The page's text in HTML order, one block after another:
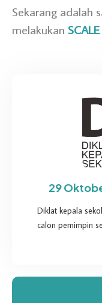
Sekarang adalah
melakukan
29
Diklat kepala
calon pemimpin